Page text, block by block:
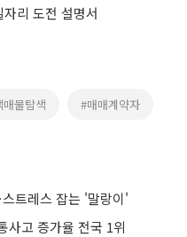
자리 도전 설명서
물탐색 #매매계약자
트레스 잡는 '말랑이'
사고 증가율 전국 1위